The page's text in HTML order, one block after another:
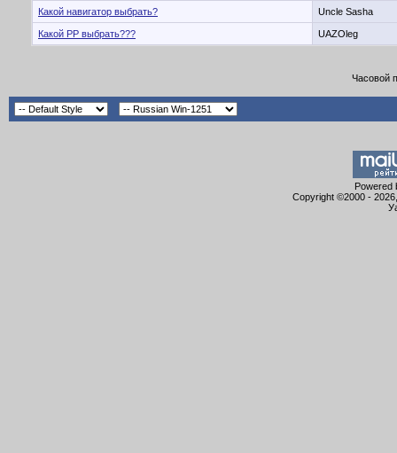
Какой навигатор выбрать? Uncle Sasha
Какой РР выбрать??? UAZOleg
Часовой
Powered
Copyright ©2000 -